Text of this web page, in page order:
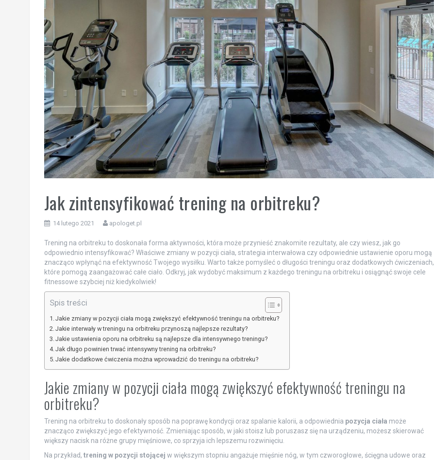
Jak zintensyfikować trening na orbitreku?
14 lutego 2021 apologet.pl
Trening na orbitreku to doskonała forma aktywności, która może przynieść znakomite rezultaty, ale czy wiesz, jak go
odpowiednio intensyfikować? Właściwe zmiany w pozycji ciała, strategia interwałowa czy odpowiednie ustawienie oporu mogą
znacząco wpłynąć na efektywność Twojego wysiłku. Warto także pomyśleć o długości treningu oraz dodatkowych ćwiczeniach,
które pomogą zaangażować całe ciało. Odkryj, jak wydobyć maksimum z każdego treningu na orbitreku i osiągnąć swoje cele
fitnessowe szybciej niż kiedykolwiek!
Spis treści
Jakie zmiany w pozycji ciała mogą zwiększyć efektywność treningu na orbitreku?
Jakie interwały w treningu na orbitreku przynoszą najlepsze rezultaty?
Jakie ustawienia oporu na orbitreku są najlepsze dla intensywnego treningu?
Jak długo powinien trwać intensywny trening na orbitreku?
Jakie dodatkowe ćwiczenia można wprowadzić do treningu na orbitreku?
Jakie zmiany w pozycji ciała mogą zwiększyć efektywność treningu na
orbitreku?
Trening na orbitreku to doskonały sposób na poprawę kondycji oraz spalanie kalorii, a odpowiednia pozycja ciała może
znacząco zwiększyć jego efektywność. Zmieniając sposób, w jaki stoisz lub poruszasz się na urządzeniu, możesz skierować
większy nacisk na różne grupy mięśniowe, co sprzyja ich lepszemu rozwinięciu.
Na przykład, trening w pozycji stojącej w większym stopniu angażuje mięśnie nóg, w tym czworogłowe, ścięgna udowe oraz